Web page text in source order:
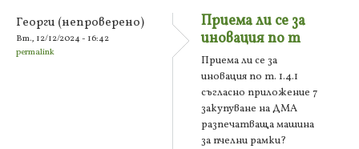
Георги (непроверено)
Вт., 12/12/2024 - 16:42
permalink
Приема ли се за
иновация по т
Приема ли се за
иновация по т. 1.4.1
съгласно приложение 7
закупуване на ДМА
разпечатваща машина
за пчелни рамки?